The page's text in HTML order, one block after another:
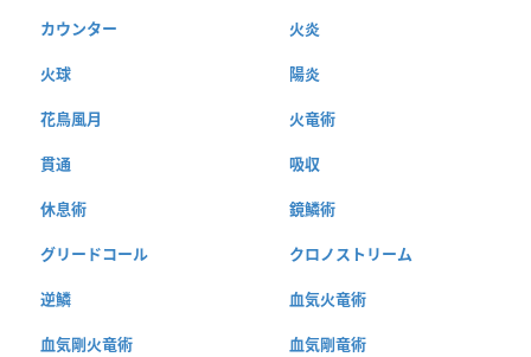
カウンター 火炎
火球 陽炎
花鳥風月 火竜術
貫通 吸収
休息術 鏡鱗術
グリードコール クロノストリーム
逆鱗 血気火竜術
血気剛火竜術 血気剛竜術